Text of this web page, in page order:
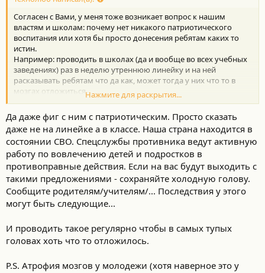
Согласен с Вами, у меня тоже возникает вопрос к нашим
властям и школам: почему нет никакого патриотического
воспитания или хотя бы просто донесения ребятам каких то
истин.
Например: проводить в школах (да и вообще во всех учебных
заведениях) раз в неделю утреннюю линейку и на ней
расказывать ребятам что да как, может тогда у них что то в
мозгах отложиться.
А то сидят за компьютером в игрушках, да хренпойми каких
соцсетях и больше ни чем не интерересуются.
Нажмите для раскрытия...
Да даже фиг с ним с патриотическим. Просто сказать
даже не на линейке а в классе. Наша страна находится в
состоянии СВО. Спецслужбы противника ведут активную
работу по вовлечению детей и подростков в
противоправные действия. Если на вас будут выходить с
такими предложениями - сохраняйте холодную голову.
Сообщите родителям/учителям/... Последствия у этого
могут быть следующие...
И проводить такое регулярно чтобы в самых тупых
головах хоть что то отложилось.
P.S. Атрофия мозгов у молодежи (хотя наверное это у